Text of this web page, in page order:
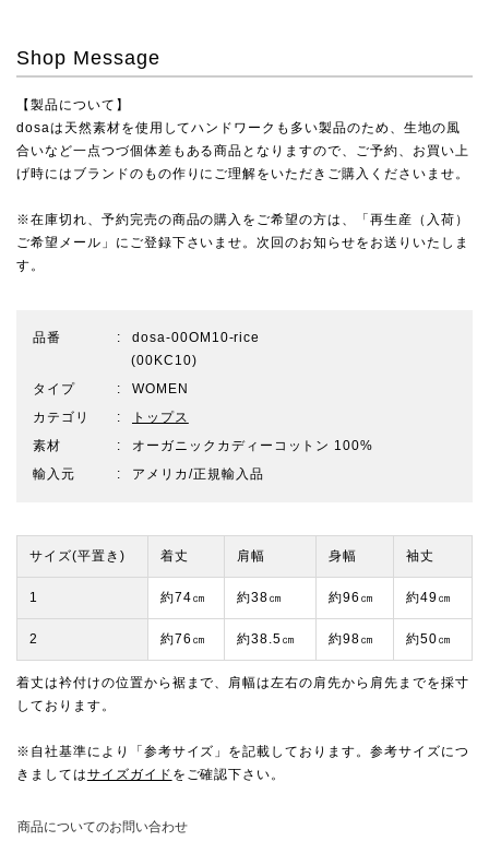
Shop Message
【製品について】
dosaは天然素材を使用してハンドワークも多い製品のため、生地の風
合いなど一点つづ個体差もある商品となりますので、ご予約、お買い上
げ時にはブランドのもの作りにご理解をいただきご購入くださいませ。
※在庫切れ、予約完売の商品の購入をご希望の方は、「再生産（入荷）
ご希望メール」にご登録下さいませ。次回のお知らせをお送りいたしま
す。
品番
dosa-00OM10-rice
(00KC10)
タイプ
WOMEN
カテゴリ
トップス
素材
オーガニックカディーコットン 100%
輸入元
アメリカ/正規輸入品
サイズ(平置き) 着丈 肩幅 身幅 袖丈
1 約74㎝ 約38㎝ 約96㎝ 約49㎝
2 約76㎝ 約38.5㎝ 約98㎝ 約50㎝
着丈は衿付けの位置から裾まで、肩幅は左右の肩先から肩先までを採寸
しております。
※自社基準により「参考サイズ」を記載しております。参考サイズにつ
きましてはサイズガイド をご確認下さい。
商品についてのお問い合わせ